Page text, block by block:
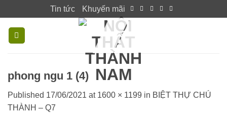
to
content
Tin tức Khuyến mãi
phong ngu 1 (4)
Published 17/06/2021 at 1600 × 1199 in BIỆT THỰ CHÚ
THÀNH – Q7